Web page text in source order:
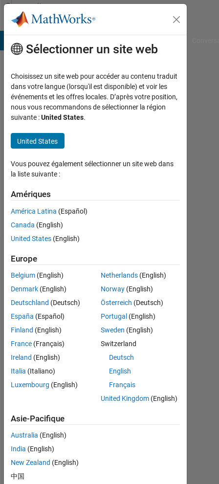
Passer au contenu
Community
Profile
KSK
Actif
depuis
2015
Followers:
Following:
Follow
Please
login
endorse
this
person
a
skill
Sélectionner un site web
Choisissez un site web pour accéder au contenu traduit
dans votre langue (lorsqu'il est disponible) et voir les
événements et les offres locales. D’après votre position,
nous vous recommandons de sélectionner la région
suivante :United States.
United States
Vous pouvez également sélectionner un site web dans
la liste suivante :
Amériques
América Latina (Español)
Canada (English)
United States (English)
Europe
Belgium (English)
Denmark (English)
Deutschland (Deutsch)
España (Español)
Finland (English)
France (Français)
Ireland (English)
Italia (Italiano)
Luxembourg (English)
Netherlands(English)
Norway(English)
Österreich (Deutsch)
Portugal (English)
Sweden (English)
Switzerland
Deutsch
English
Français
United Kingdom(English)
Asie-Pacifique
Australia (English)
India (English)
New Zealand (English)
中国